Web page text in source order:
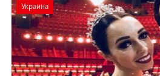
Украина